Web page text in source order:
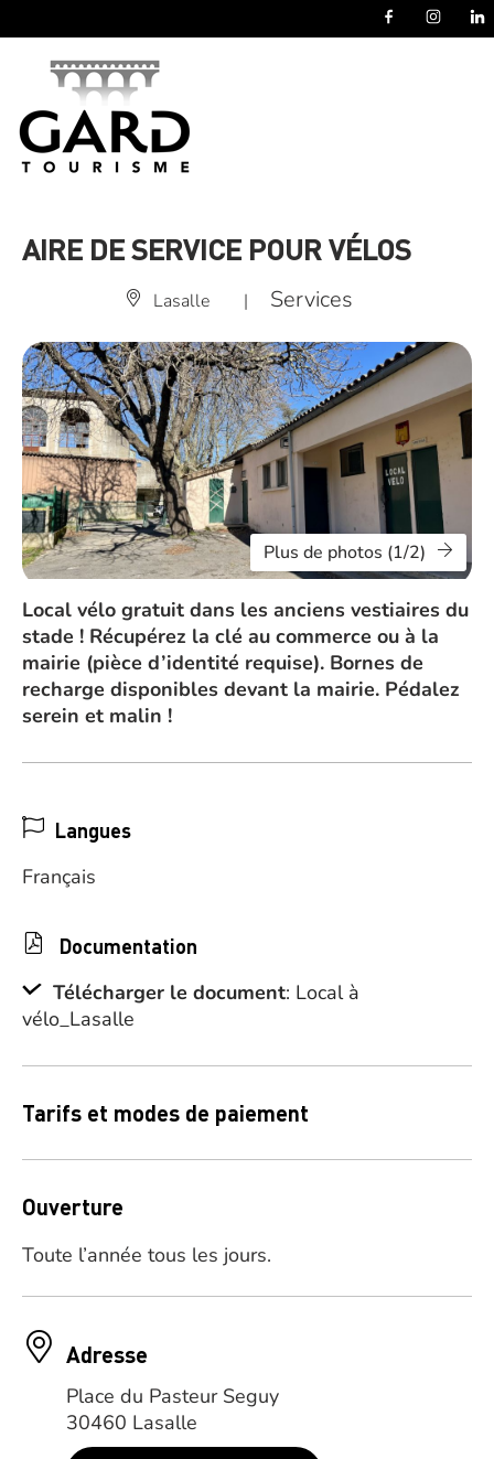
AIRE DE SERVICE POUR VÉLOS
Lasalle | Services
Plus de photos (1/2)
Local vélo gratuit dans les anciens vestiaires du
stade ! Récupérez la clé au commerce ou à la
mairie (pièce d’identité requise). Bornes de
recharge disponibles devant la mairie. Pédalez
serein et malin !
Langues
Français
Documentation
Télécharger le document: Local à
vélo_Lasalle
Tarifs et modes de paiement
Ouverture
Toute l’année tous les jours.
Adresse
Place du Pasteur Seguy
30460 Lasalle